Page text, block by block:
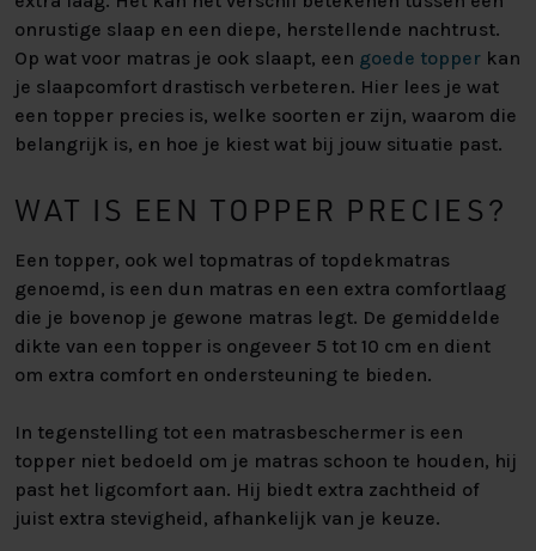
onrustige slaap en een diepe, herstellende nachtrust.
Op wat voor matras je ook slaapt, een goede topper kan
je slaapcomfort drastisch verbeteren. Hier lees je wat
een topper precies is, welke soorten er zijn, waarom die
belangrijk is, en hoe je kiest wat bij jouw situatie past.
WAT IS EEN TOPPER PRECIES?
Een topper, ook wel topmatras of topdekmatras
genoemd, is een dun matras en een extra comfortlaag
die je bovenop je gewone matras legt. De gemiddelde
dikte van een topper is ongeveer 5 tot 10 cm en dient
om extra comfort en ondersteuning te bieden.
In tegenstelling tot een matrasbeschermer is een
topper niet bedoeld om je matras schoon te houden, hij
past het ligcomfort aan. Hij biedt extra zachtheid of
juist extra stevigheid, afhankelijk van je keuze.